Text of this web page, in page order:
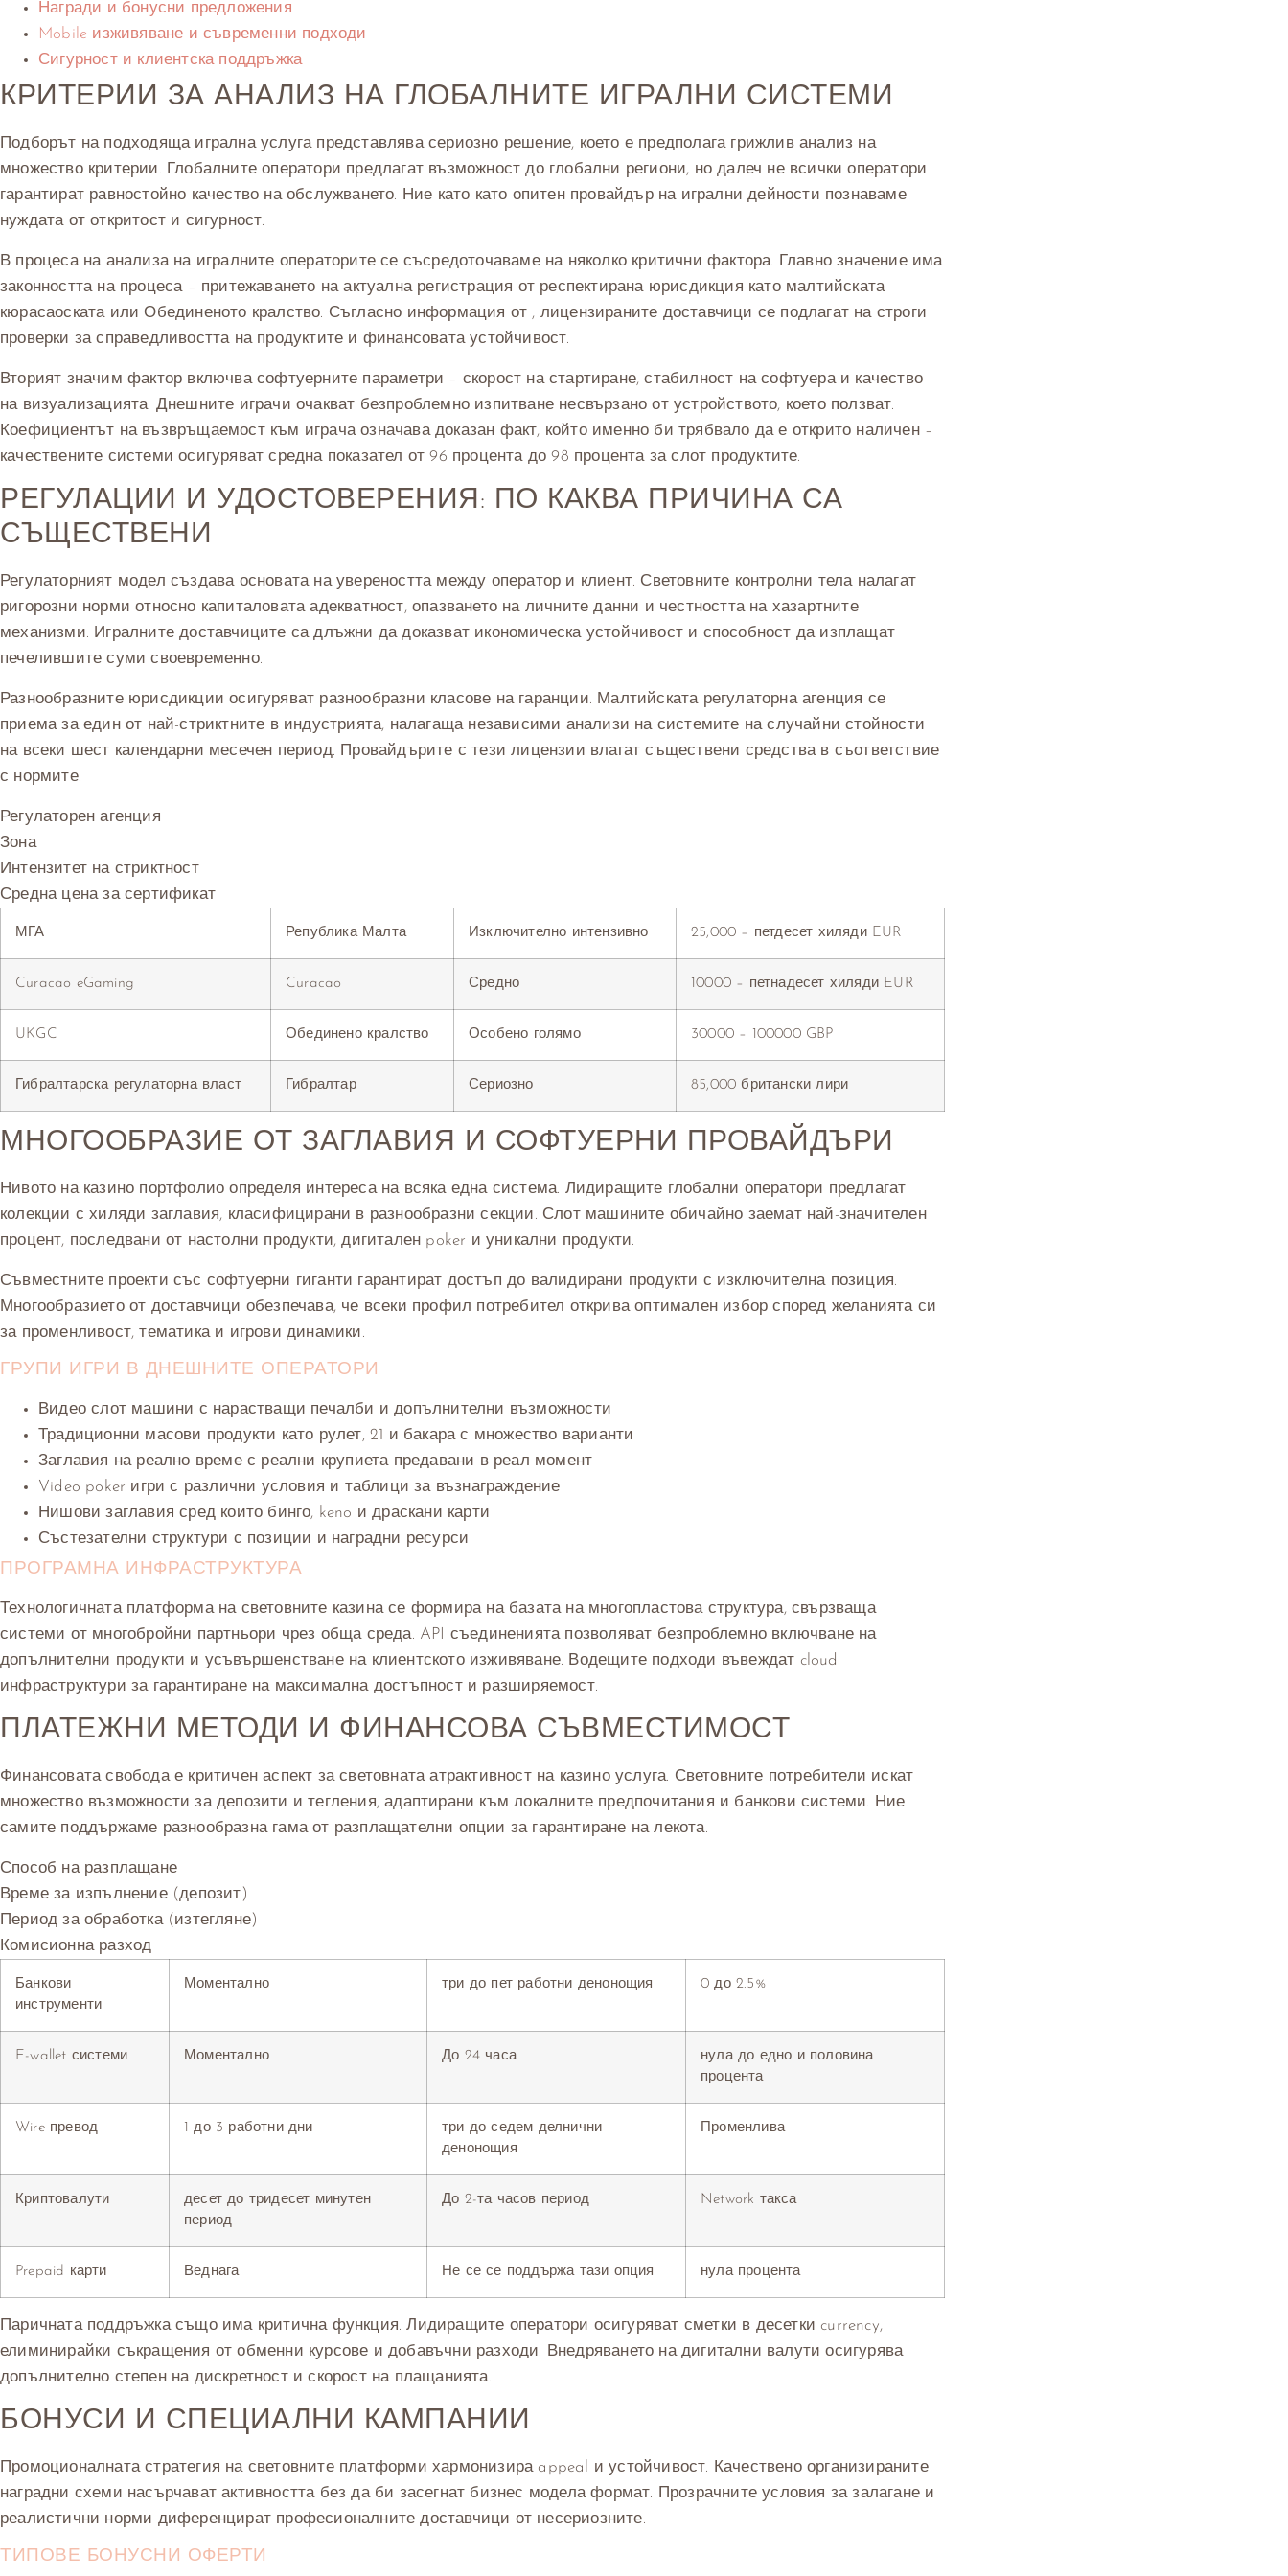
Награди и бонусни предложения
Mobile изживяване и съвременни подходи
Сигурност и клиентска поддръжка
КРИТЕРИИ ЗА АНАЛИЗ НА ГЛОБАЛНИТЕ ИГРАЛНИ СИСТЕМИ
Подборът на подходяща игрална услуга представлява сериозно решение, което е предполага грижлив анализ на
множество критерии. Глобалните оператори предлагат възможност до глобални региони, но далеч не всички оператори
гарантират равностойно качество на обслужването. Ние като като опитен провайдър на игрални дейности познаваме
нуждата от откритост и сигурност.
В процеса на анализа на игралните операторите се съсредоточаваме на няколко критични фактора. Главно значение има
законността на процеса – притежаването на актуална регистрация от респектирана юрисдикция като малтийската
кюрасаоската или Обединеното кралство. Съгласно информация от , лицензираните доставчици се подлагат на строги
проверки за справедливостта на продуктите и финансовата устойчивост.
Вторият значим фактор включва софтуерните параметри – скорост на стартиране, стабилност на софтуера и качество
на визуализацията. Днешните играчи очакват безпроблемно изпитване несвързано от устройството, което ползват.
Коефициентът на възвръщаемост към играча означава доказан факт, който именно би трябвало да е открито наличен –
качествените системи осигуряват средна показател от 96 процента до 98 процента за слот продуктите.
РЕГУЛАЦИИ И УДОСТОВЕРЕНИЯ: ПО КАКВА ПРИЧИНА СА
СЪЩЕСТВЕНИ
Регулаторният модел създава основата на увереността между оператор и клиент. Световните контролни тела налагат
ригорозни норми относно капиталовата адекватност, опазването на личните данни и честността на хазартните
механизми. Игралните доставчиците са длъжни да доказват икономическа устойчивост и способност да изплащат
печелившите суми своевременно.
Разнообразните юрисдикции осигуряват разнообразни класове на гаранции. Малтийската регулаторна агенция се
приема за един от най-стриктните в индустрията, налагаща независими анализи на системите на случайни стойности
на всеки шест календарни месечен период. Провайдърите с тези лицензии влагат съществени средства в съответствие
с нормите.
Регулаторен агенция
Зона
Интензитет на стриктност
Средна цена за сертификат
МГА Република Малта Изключително интензивно 25,000 – петдесет хиляди EUR
Curacao eGaming Curacao Средно 10000 – петнадесет хиляди EUR
UKGC Обединено кралство Особено голямо 30000 – 100000 GBP
Гибралтарска регулаторна власт Гибралтар Сериозно 85,000 британски лири
МНОГООБРАЗИЕ ОТ ЗАГЛАВИЯ И СОФТУЕРНИ ПРОВАЙДЪРИ
Нивото на казино портфолио определя интереса на всяка една система. Лидиращите глобални оператори предлагат
колекции с хиляди заглавия, класифицирани в разнообразни секции. Слот машините обичайно заемат най-значителен
процент, последвани от настолни продукти, дигитален poker и уникални продукти.
Съвместните проекти със софтуерни гиганти гарантират достъп до валидирани продукти с изключителна позиция.
Многообразието от доставчици обезпечава, че всеки профил потребител открива оптимален избор според желанията си
за променливост, тематика и игрови динамики.
ГРУПИ ИГРИ В ДНЕШНИТЕ ОПЕРАТОРИ
Видео слот машини с нарастващи печалби и допълнителни възможности
Традиционни масови продукти като рулет, 21 и бакара с множество варианти
Заглавия на реално време с реални крупиета предавани в реал момент
Video poker игри с различни условия и таблици за възнаграждение
Нишови заглавия сред които бинго, keno и драскани карти
Състезателни структури с позиции и наградни ресурси
ПРОГРАМНА ИНФРАСТРУКТУРА
Технологичната платформа на световните казина се формира на базата на многопластова структура, свързваща
системи от многобройни партньори чрез обща среда. API съединенията позволяват безпроблемно включване на
допълнителни продукти и усъвършенстване на клиентското изживяване. Водещите подходи въвеждат cloud
инфраструктури за гарантиране на максимална достъпност и разширяемост.
ПЛАТЕЖНИ МЕТОДИ И ФИНАНСОВА СЪВМЕСТИМОСТ
Финансовата свобода е критичен аспект за световната атрактивност на казино услуга. Световните потребители искат
множество възможности за депозити и тегления, адаптирани към локалните предпочитания и банкови системи. Ние
самите поддържаме разнообразна гама от разплащателни опции за гарантиране на лекота.
Способ на разплащане
Време за изпълнение (депозит)
Период за обработка (изтегляне)
Комисионна разход
Банкови
инструменти
Моментално три до пет работни денонощия 0 до 2.5%
E-wallet системи Моментално До 24 часа
нула до едно и половина
процента
Wire превод 1 до 3 работни дни
три до седем делнични
денонощия
Променлива
Криптовалути
десет до тридесет минутен
период
До 2-та часов период Network такса
Prepaid карти Веднага Не се се поддържа тази опция нула процента
Паричната поддръжка също има критична функция. Лидиращите оператори осигуряват сметки в десетки currency,
елиминирайки съкращения от обменни курсове и добавъчни разходи. Внедряването на дигитални валути осигурява
допълнително степен на дискретност и скорост на плащанията.
БОНУСИ И СПЕЦИАЛНИ КАМПАНИИ
Промоционалната стратегия на световните платформи хармонизира appeal и устойчивост. Качествено организираните
наградни схеми насърчават активността без да би засегнат бизнес модела формат. Прозрачните условия за залагане и
реалистични норми диференцират професионалните доставчици от несериозните.
ТИПОВЕ БОНУСНИ ОФЕРТИ